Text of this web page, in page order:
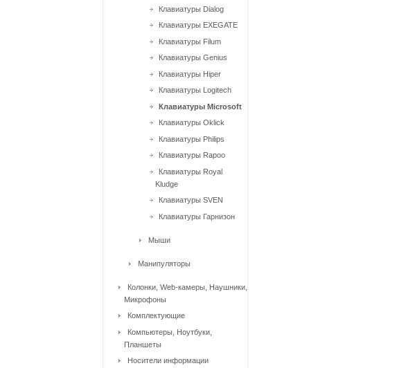
Клавиатуры Dialog
Клавиатуры EXEGATE
Клавиатуры Filum
Клавиатуры Genius
Клавиатуры Hiper
Клавиатуры Logitech
Клавиатуры Microsoft
Клавиатуры Oklick
Клавиатуры Philips
Клавиатуры Rapoo
Клавиатуры Royal
Kludge
Клавиатуры SVEN
Клавиатуры Гарнизон
Мыши
Манипуляторы
Колонки, Web-камеры, Наушники,
Микрофоны
Комплектующие
Компьютеры, Ноутбуки,
Планшеты
Носители информации